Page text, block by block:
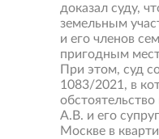
доказал суду,
земельным
и его членов
пригодным
При этом, суд
1083/2021, в
А.В. и его
Москве в